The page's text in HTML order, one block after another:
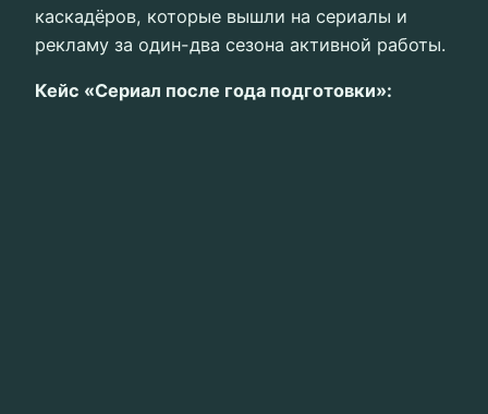
каскадёров, которые вышли на сериалы и
рекламу за один-два сезона активной работы.
Кейс «Сериал после года подготовки»: